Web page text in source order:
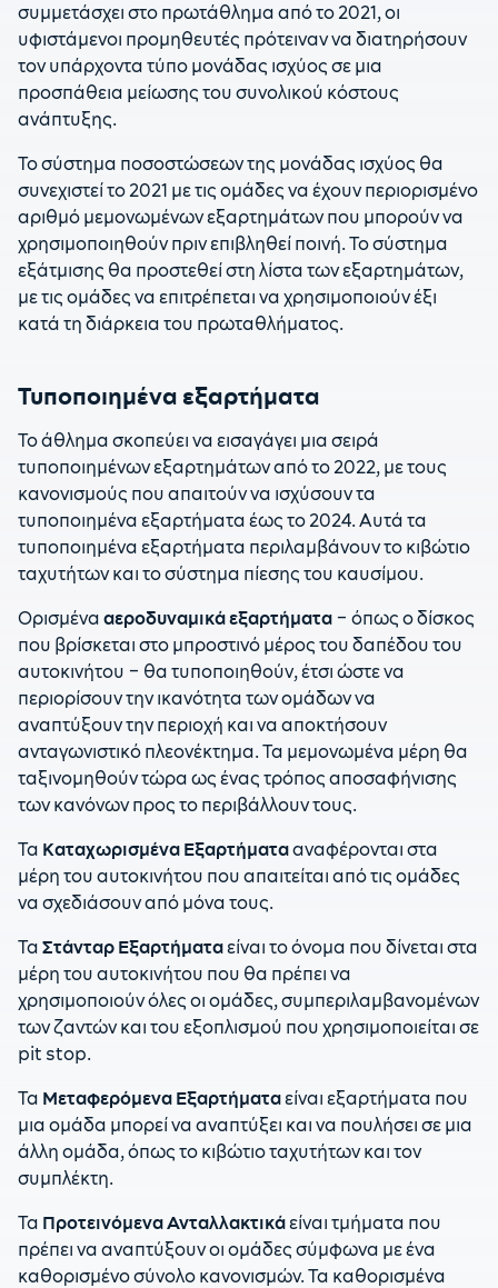
συμμετάσχει στο πρωτάθλημα από το 2021, οι
υφιστάμενοι προμηθευτές πρότειναν να διατηρήσουν
τον υπάρχοντα τύπο μονάδας ισχύος σε μια
προσπάθεια μείωσης του συνολικού κόστους
ανάπτυξης.
Το σύστημα ποσοστώσεων της μονάδας ισχύος θα
συνεχιστεί το 2021 με τις ομάδες να έχουν περιορισμένο
αριθμό μεμονωμένων εξαρτημάτων που μπορούν να
χρησιμοποιηθούν πριν επιβληθεί ποινή. Το σύστημα
εξάτμισης θα προστεθεί στη λίστα των εξαρτημάτων,
με τις ομάδες να επιτρέπεται να χρησιμοποιούν έξι
κατά τη διάρκεια του πρωταθλήματος.
Τυποποιημένα εξαρτήματα
Το άθλημα σκοπεύει να εισαγάγει μια σειρά
τυποποιημένων εξαρτημάτων από το 2022, με τους
κανονισμούς που απαιτούν να ισχύσουν τα
τυποποιημένα εξαρτήματα έως το 2024. Αυτά τα
τυποποιημένα εξαρτήματα περιλαμβάνουν το κιβώτιο
ταχυτήτων και το σύστημα πίεσης του καυσίμου.
Ορισμένα αεροδυναμικά εξαρτήματα – όπως ο δίσκος
που βρίσκεται στο μπροστινό μέρος του δαπέδου του
αυτοκινήτου – θα τυποποιηθούν, έτσι ώστε να
περιορίσουν την ικανότητα των ομάδων να
αναπτύξουν την περιοχή και να αποκτήσουν
ανταγωνιστικό πλεονέκτημα. Τα μεμονωμένα μέρη θα
ταξινομηθούν τώρα ως ένας τρόπος αποσαφήνισης
των κανόνων προς το περιβάλλουν τους.
Τα Καταχωρισμένα Εξαρτήματααναφέρονται στα
μέρη του αυτοκινήτου που απαιτείται από τις ομάδες
να σχεδιάσουν από μόνα τους.
Τα Στάνταρ Εξαρτήματαείναι το όνομα που δίνεται στα
μέρη του αυτοκινήτου που θα πρέπει να
χρησιμοποιούν όλες οι ομάδες, συμπεριλαμβανομένων
των ζαντών και του εξοπλισμού που χρησιμοποιείται σε
pit stop.
Τα Μεταφερόμενα Εξαρτήματαείναι εξαρτήματα που
μια ομάδα μπορεί να αναπτύξει και να πουλήσει σε μια
άλλη ομάδα, όπως το κιβώτιο ταχυτήτων και τον
συμπλέκτη.
Τα Προτεινόμενα Ανταλλακτικάείναι τμήματα που
πρέπει να αναπτύξουν οι ομάδες σύμφωνα με ένα
καθορισμένο σύνολο κανονισμών. Τα καθορισμένα